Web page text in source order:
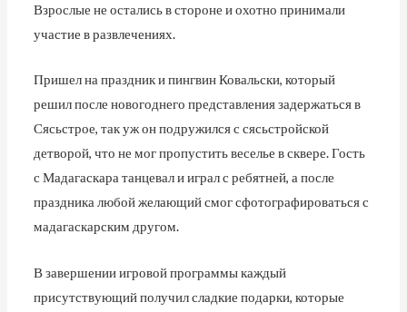
Взрослые не остались в стороне и охотно принимали
участие в развлечениях.
Пришел на праздник и пингвин Ковальски, который
решил после новогоднего представления задержаться в
Сясьстрое, так уж он подружился с сясьстройской
детворой, что не мог пропустить веселье в сквере. Гость
с Мадагаскара танцевал и играл с ребятней, а после
праздника любой желающий смог сфотографироваться с
мадагаскарским другом.
В завершении игровой программы каждый
присутствующий получил сладкие подарки, которые